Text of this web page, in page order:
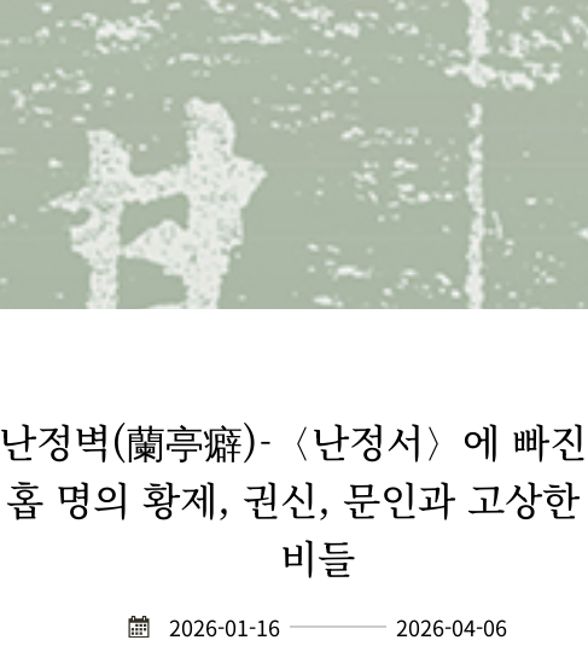
난정벽(蘭亭癖)-〈난정서〉에 빠
홉 명의 황제, 권신, 문인과 고상
비들
2026-01-16
2026-04-06